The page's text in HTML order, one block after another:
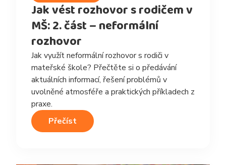
Jak vést rozhovor s rodičem v
MŠ: 2. část – neformální
rozhovor
Jak využít neformální rozhovor s rodiči v
mateřské škole? Přečtěte si o předávání
aktuálních informací, řešení problémů v
uvolněné atmosféře a praktických příkladech z
praxe.
Přečíst